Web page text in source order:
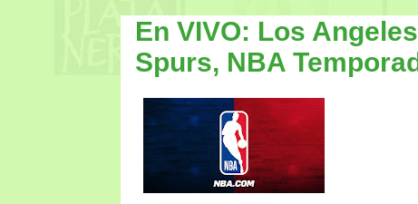
En VIVO: Los
Spurs, NBA